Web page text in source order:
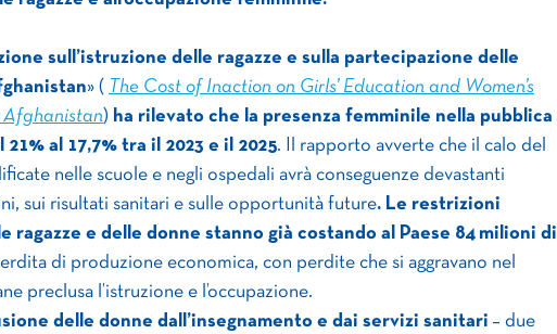
sull’istruzione delle ragazze e sulla partecipazione delle
» ( The Cost of Inaction on Girls’ Education and Women’s
Afghanistan) ha rilevato che la presenza femminile nella pubblica
al 17,7% tra il 2023 e il 2025. Il rapporto avverte che il calo del
nelle scuole e negli ospedali avrà conseguenze devastanti
sui risultati sanitari e sulle opportunità future. Le restrizioni
ragazze e delle donne stanno già costando al Paese 84 milioni di
di produzione economica, con perdite che si aggravano nel
preclusa l’istruzione e l’occupazione.
delle donne dall’insegnamento e dai servizi sanitari – due